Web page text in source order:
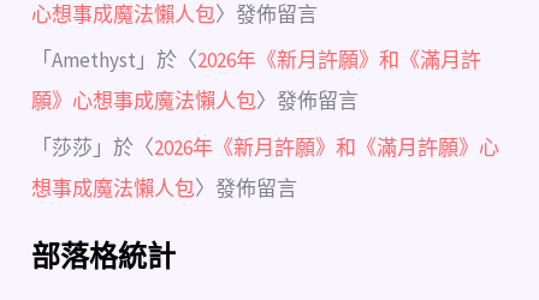
心想事成魔法懶人包〉發佈留言
「Amethyst 」於〈2026年《新月許願》和《滿月許
願》心想事成魔法懶人包〉發佈留言
「 莎莎 」於〈2026年《新月許願》和《滿月許願》心
想事成魔法懶人包〉發佈留言
部落格統計